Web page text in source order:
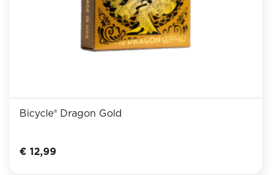
Bicycle® Dragon Gold
€ 12,99